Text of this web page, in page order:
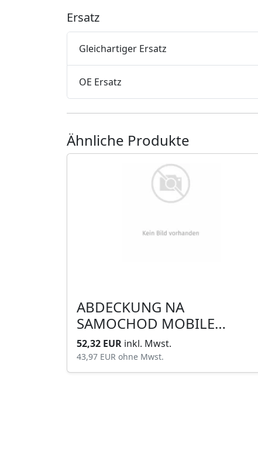
Ersatz
Gleichartiger Ersatz
OE Ersatz
Ähnliche Produkte
ABDECKUNG NA
SAMOCHOD MOBILE
GARAGE M
52,32 EUR inkl. Mwst.
43,97 EUR ohne Mwst.